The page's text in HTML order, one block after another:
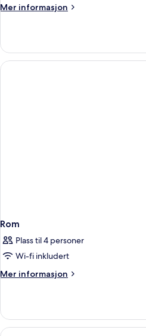
Mer informasjon
Mer
Rom
Plass til 4 personer
Wi-fi inkludert
Mer informasjon
Mer